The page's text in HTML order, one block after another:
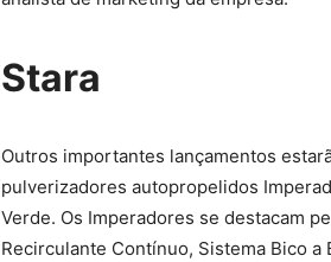
Stara
Outros importantes lançamentos
pulverizadores autopropelidos
Verde. Os Imperadores se destacam
Recirculante Contínuo, Sistema Bico